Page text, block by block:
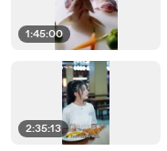
1:45:00
2:35:13